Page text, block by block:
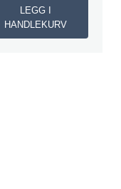
LEGG I
HANDLEKURV